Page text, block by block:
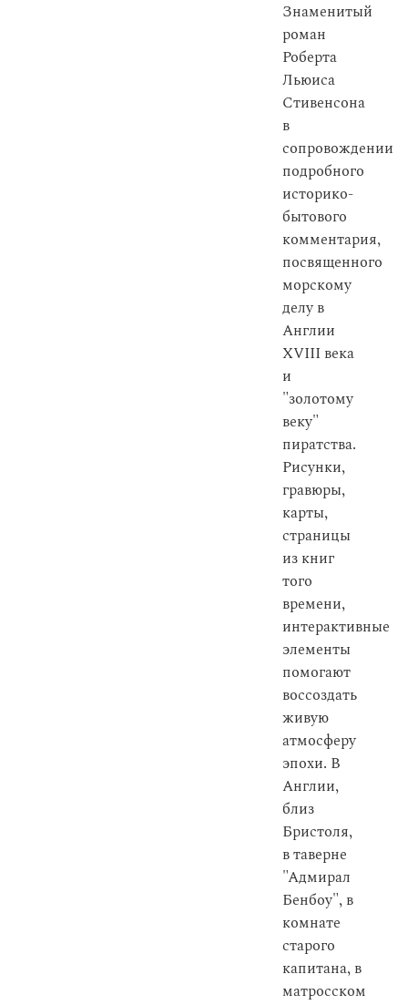
Знаменитый
роман
Роберта
Льюиса
Стивенсона
в
сопровождении
подробного
историко-
бытового
комментария,
посвященного
морскому
делу в
Англии
XVIII века
и
"золотому
веку"
пиратства.
Рисунки,
гравюры,
карты,
страницы
из книг
того
времени,
интерактивные
элементы
помогают
воссоздать
живую
атмосферу
эпохи. В
Англии,
близ
Бристоля,
в таверне
"Адмирал
Бенбоу", в
комнате
старого
капитана, в
матросском